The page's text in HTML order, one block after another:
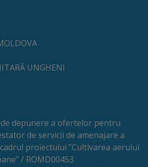
UNGHENI
depunere a ofertelor pentru
de servicii de amenajare a
proiectului ”Cultivarea aerului
/ ROMD00453